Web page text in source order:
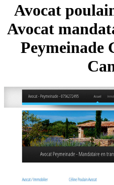
Avocat
Avocat
Peymeinade